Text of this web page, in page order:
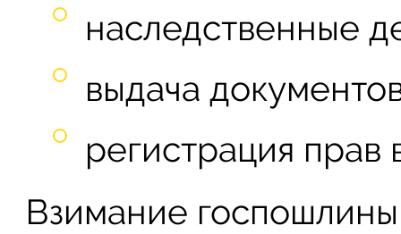
наследственные
выдача
регистрация прав
Взимание госпошлины